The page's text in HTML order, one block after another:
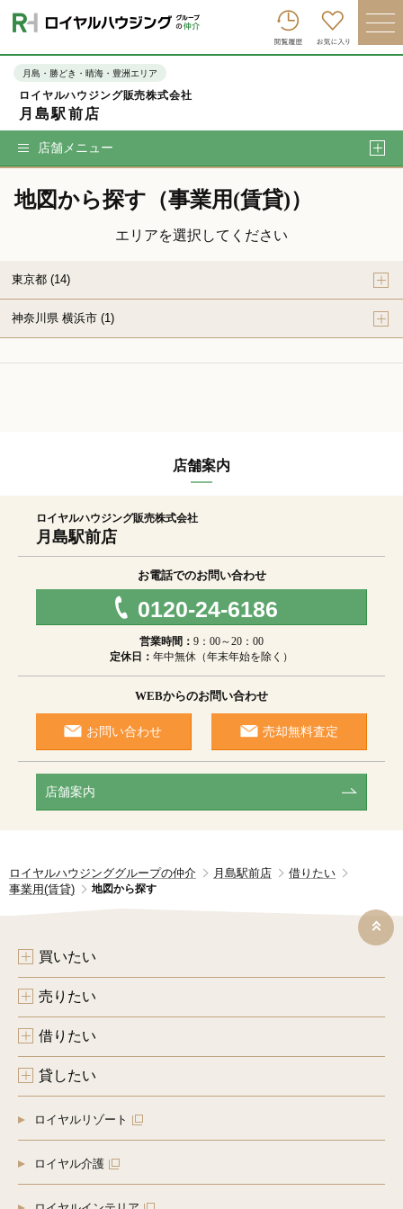
月島・勝どき・晴海・豊洲エリア
ロイヤルハウジング販売株式会社
月島駅前店
店舗メニュー
地図から探す（事業用(賃貸)）
エリアを選択してください
東京都 (14)
神奈川県 横浜市 (1)
店舗案内
ロイヤルハウジング販売株式会社
月島駅前店
お電話でのお問い合わせ
0120-24-6186
営業時間： 9：00～20：00
定休日： 年中無休（年末年始を除く）
WEBからのお問い合わせ
お問い合わせ 売却無料査定
店舗案内
ロイヤルハウジンググループの仲介 月島駅前店
借りたい
事業用(賃貸)
地図から探す
買いたい
売りたい
借りたい
貸したい
ロイヤルリゾート
ロイヤル介護
ロイヤルハウジンググループトップへ
買いたい
売りたい
借りたい
貸したい
店舗を探す
企業情報